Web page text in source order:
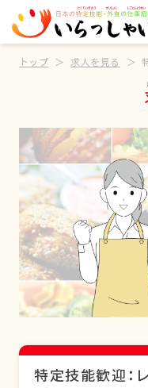
トップ 求人を見る
特定技能歓迎：